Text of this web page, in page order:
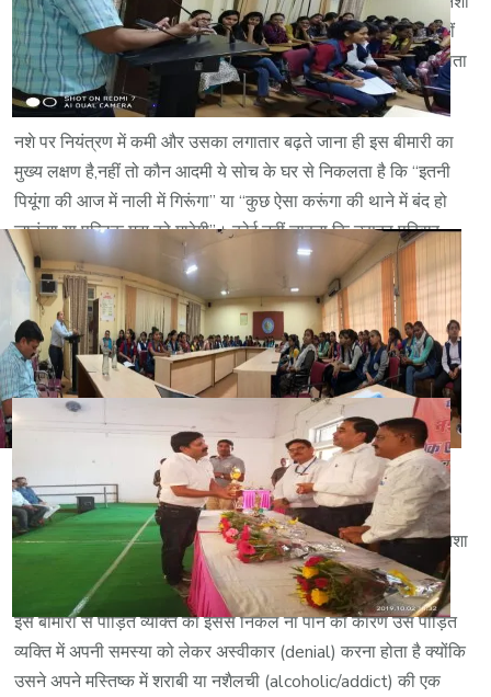
मांगने लगता है ,वो चाह कर भी अपने आप को ज्यादा नशा करने से रोक नहीं
पाते हैं और ना पूरी तरह से छोड़ पाते है और उनका नशा लगातार बढ़ता जाता
है ।
नशे पर नियंत्रण में कमी और उसका लगातार बढ़ते जाना ही इस बीमारी का
मुख्य लक्षण है,नहीं तो कौन आदमी ये सोच के घर से निकलता है कि “इतनी
पियूंगा की आज में नाली में गिरूंगा” या “कुछ ऐसा करूंगा की थाने में बंद हो
जाऊंगा या पब्लिक मुझ को मारेगी”। कोई नहीं चाहता कि उसका परिवार
बिखर जाए, नौकरी, व्यापार और जान चली जाए।
किसी व्यक्ति का जो इस बीमारी से पीडित है नशे पर नियंत्रण ना कर पाना
उसका चुनाव नहीं बल्कि उसकी मजबूरी होता है क्योंकि ये एक बढ़ती हुई
बीमारी है जो कि धीरे-धीरे बढ़ती है और व्यक्ति का नशा भी धीरे-धीरे बढ़ता
जाता है, (उन व्यक्तियों का नशा नहीं बढ़ता है जिनको ये बीमारी नहीं होती है)
एक समय ऐसा आता है कि व्यक्ति 24 घंटे नशे में रहने लगता है।
लगातार अधिक मात्रा में नशा लेने के कारण नशे पर उसकी शारीरिक और
मानसिक निर्भरता बढ़ जाती है और वो चाह कर भी अपने नशे को नहीं रोक
सकता है, अचानक नशा रोकने पर कुछ अत्यधिक निर्भरता वाले मामलों में नशा
रोकने से मृत्यु भी हो जाती है।
इस बीमारी से पीड़ित व्यक्ति का इससे निकल ना पाने का कारण उस पीड़ित
व्यक्ति में अपनी समस्या को लेकर अस्वीकार (denial) करना होता है क्योंकि
उसने अपने मस्तिष्क में शराबी या नशैलची (alcoholic/addict) की एक